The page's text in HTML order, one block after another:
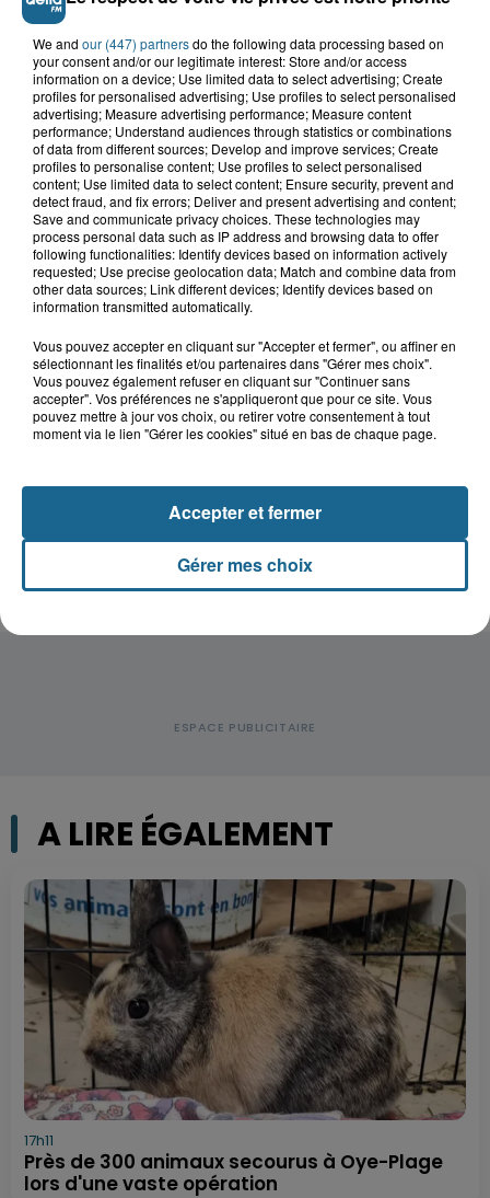
Saint-Omer : un enfant gravement brûlé
après l'explosion d'un jouet...
Hazebrouck : victime d'un accident,
Lucas s'en est allé brutalement...
Disparition inquiétante à Cappelle-
la-Grande : Michael, 41 ans...
Accident à Grand-Fort-Philippe : le
conducteur de trottinette...
A LIRE ÉGALEMENT
17h11
Près de 300 animaux secourus à Oye-Plage
lors d'une vaste opération
We and our (447) partnersdo the following data processing based on
your consent and/or our legitimate interest: Store and/or access
information on a device; Use limited data to select advertising; Create
profiles for personalised advertising; Use profiles to select personalised
advertising; Measure advertising performance; Measure content
performance; Understand audiences through statistics or combinations
of data from different sources; Develop and improve services; Create
profiles to personalise content; Use profiles to select personalised
content; Use limited data to select content; Ensure security, prevent and
detect fraud, and fix errors; Deliver and present advertising and content;
Save and communicate privacy choices. These technologies may
process personal data such as IP address and browsing data to offer
following functionalities: Identify devices based on information actively
requested; Use precise geolocation data; Match and combine data from
other data sources; Link different devices; Identify devices based on
information transmitted automatically.
Vous pouvez accepter en cliquant sur "Accepter et fermer", ou affiner en
sélectionnant les finalités et/ou partenaires dans "Gérer mes choix".
Vous pouvez également refuser en cliquant sur "Continuer sans
accepter". Vos préférences ne s'appliqueront que pour ce site. Vous
pouvez mettre à jour vos choix, ou retirer votre consentement à tout
moment via le lien "Gérer les cookies" situé en bas de chaque page.
Gérer mes choix
Accepter et fermer